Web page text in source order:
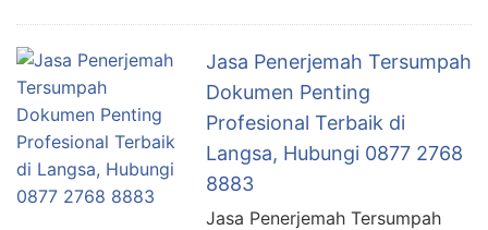
Jasa Penerjemah Tersumpah
Dokumen Penting
Profesional Terbaik di
Langsa, Hubungi 0877 2768
8883
Jasa Penerjemah Tersumpah